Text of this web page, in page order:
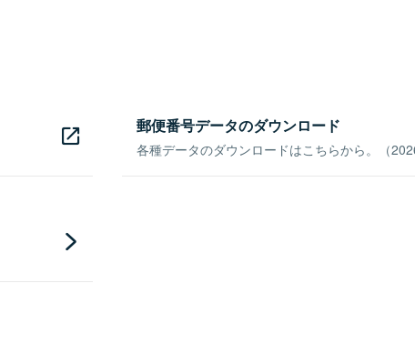
郵便番号データのダウンロード
各種データのダウンロードはこちらから。（